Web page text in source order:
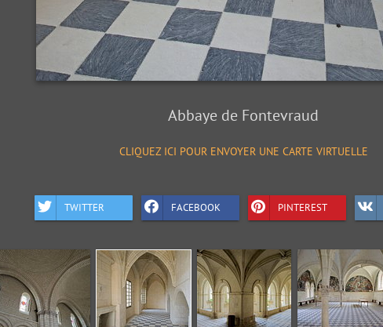
Abbaye de Fontevraud
CLIQUEZ ICI POUR ENVOYER UNE CARTE VIRTUELLE
TWITTER FACEBOOK PINTEREST